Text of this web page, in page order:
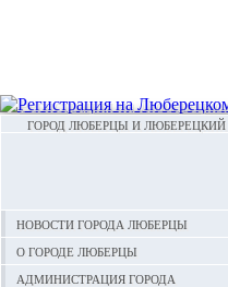
ГОРОД ЛЮБЕРЦЫ И
Новости города Люберцы
О городе Люберцы
Администрация города